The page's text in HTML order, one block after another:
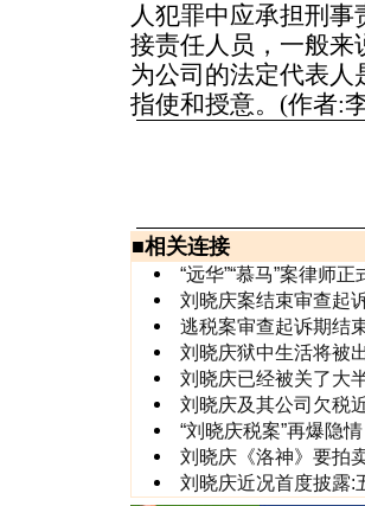
人犯罪中应承担刑
接责任人员，一般来
为公司的法定代表人
指使和授意。(作者:
■相关连接
“远华”“慕马”案律师
刘晓庆案结束审查起
逃税案审查起诉期结
刘晓庆狱中生活将被
刘晓庆已经被关了大
刘晓庆及其公司欠税
“刘晓庆税案”再爆隐
刘晓庆《洛神》要拍
刘晓庆近况首度披露: